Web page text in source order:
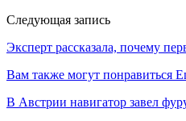
Следующая запись
Эксперт рассказала, почему
Вам также могут понравиться
В Австрии навигатор завел